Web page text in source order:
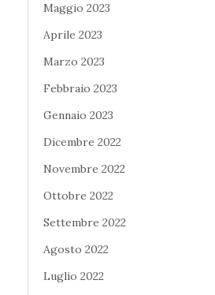
Maggio 2023
Aprile 2023
Marzo 2023
Febbraio 2023
Gennaio 2023
Dicembre 2022
Novembre 2022
Ottobre 2022
Settembre 2022
Agosto 2022
Luglio 2022